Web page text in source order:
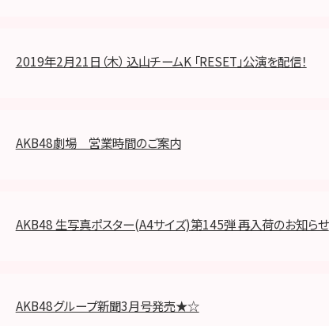
2019年2月21日（木） 込山チームK 「RESET」公演を配信！
AKB48劇場 営業時間のご案内
AKB48 生写真ポスター(A4サイズ)第145弾 再入荷のお知らせ
AKB48グループ新聞3月号発売★☆